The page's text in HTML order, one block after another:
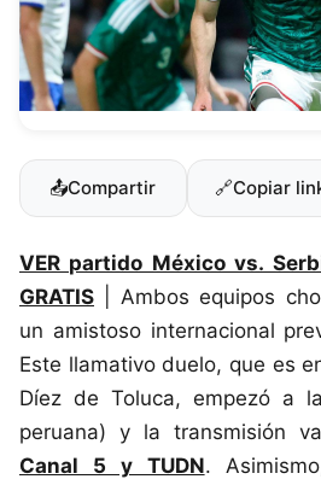
📤Compartir 🔗Copiar
VER partido México vs.
GRATIS | Ambos equipos
un amistoso internacional
Este llamativo duelo, que es
Díez de Toluca, empezó a
peruana) y la transmisión
Canal 5 y TUDN.